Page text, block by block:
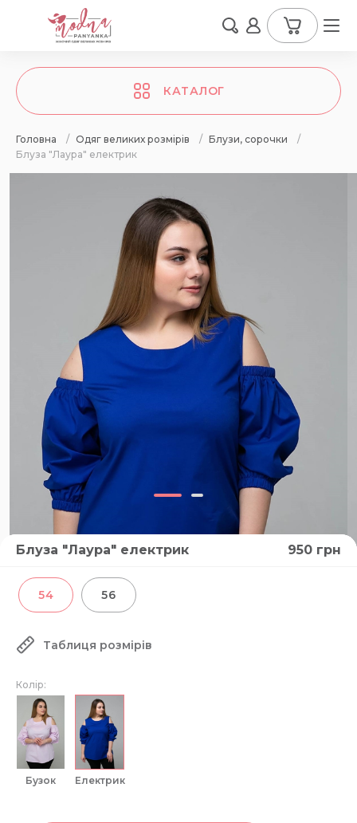
КАТАЛОГ
Головна / Одяг великих розмірів / Блузи, сорочки
/
Блуза "Лаура" електрик
Блуза "Лаура" електрик 950 грн
54 56
Таблиця розмірів
Колір:
бузок електрик